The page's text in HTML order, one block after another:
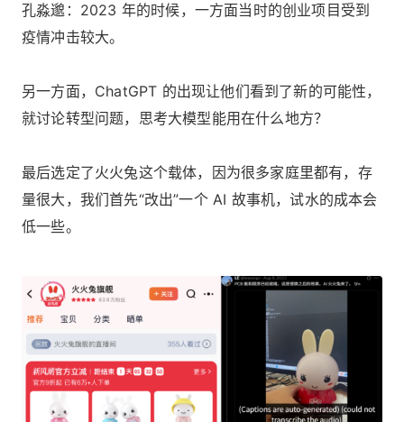
孔淼邈：2023 年的时候，一方面当时的创业项目受到
疫情冲击较大。
另一方面，ChatGPT 的出现让他们看到了新的可能性，
就讨论转型问题，思考大模型能用在什么地方？
最后选定了火火兔这个载体，因为很多家庭里都有，存
量很大，我们首先“改出”一个 AI 故事机，试水的成本会
低一些。